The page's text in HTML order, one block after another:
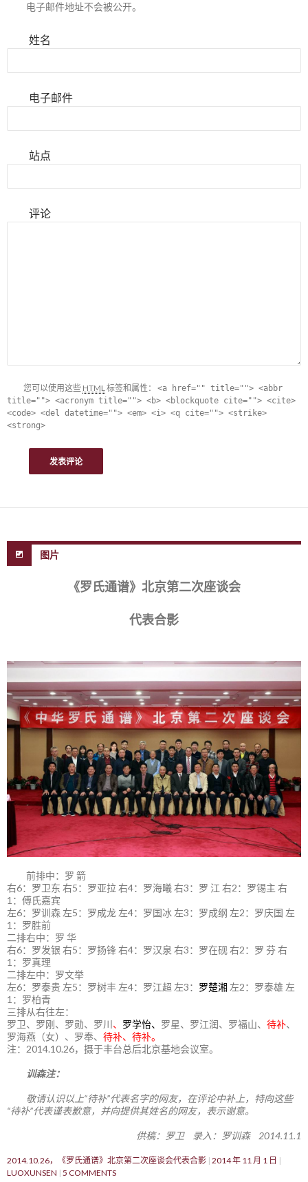
电子邮件地址不会被公开。
姓名
电子邮件
站点
评论
您可以使用这些 HTML标签和属性： <a href="" title=""> <abbr
title=""> <acronym title=""> <b> <blockquote cite=""> <cite>
<code> <del datetime=""> <em> <i> <q cite=""> <strike>
<strong>
图片
《罗氏通谱》北京第二次座谈会
代表合影
前排中：罗 箭
右6：罗卫东 右5：罗亚拉 右4：罗海曦 右3：罗 江 右2：罗锡主 右
1：傅氏嘉宾
左6：罗训森 左5：罗成龙 左4：罗国冰 左3：罗成纲 左2：罗庆国 左
1：罗胜前
二排右中：罗 华
右6：罗发银 右5：罗扬锋 右4：罗汉泉 右3：罗在砚 右2：罗 芬 右
1：罗真理
二排左中：罗文举
左6：罗泰贵 左5：罗树丰 左4：罗江超 左3： 罗楚湘 左2：罗泰雄 左
1：罗柏青
三排从右往左：
罗卫、罗刚、罗勋、罗川 、 罗学怡、 罗星、罗江润、罗福山、 待补、
罗海燕（女）、罗奉、 待补、待补。
注：2014.10.26，摄于丰台总后北京基地会议室。
训森注：
敬请认识以上“待补”代表名字的网友，在评论中补上，特向这些
“待补”代表谨表歉意，并向提供其姓名的网友，表示谢意。
供稿：罗卫 录入：罗训森 2014.11.1
2014.10.26，《罗氏通谱》北京第二次座谈会代表合影 2014 年 11 月 1 日
LUOXUNSEN 5 COMMENTS